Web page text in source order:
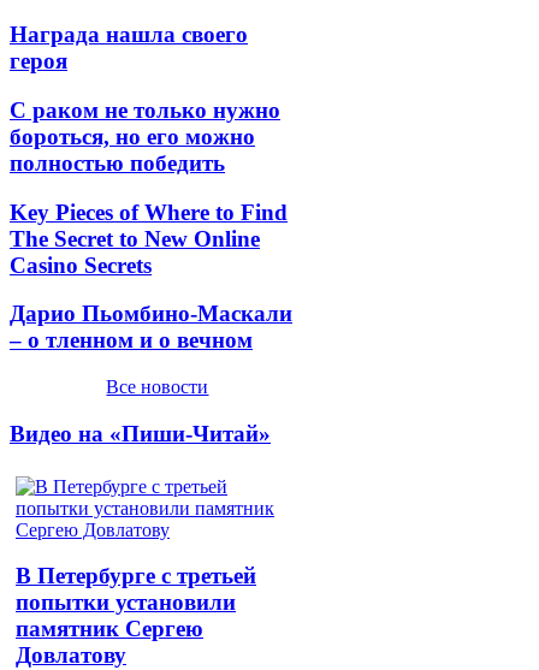
Награда нашла своего
героя
С раком не только нужно
бороться, но его можно
полностью победить
Key Pieces of Where to Find
The Secret to New Online
Casino Secrets
Дарио Пьомбино-Маскали
– о тленном и о вечном
Все новости
Видео на «Пиши-Читай»
В Петербурге с третьей
попытки установили
памятник Сергею
Довлатову